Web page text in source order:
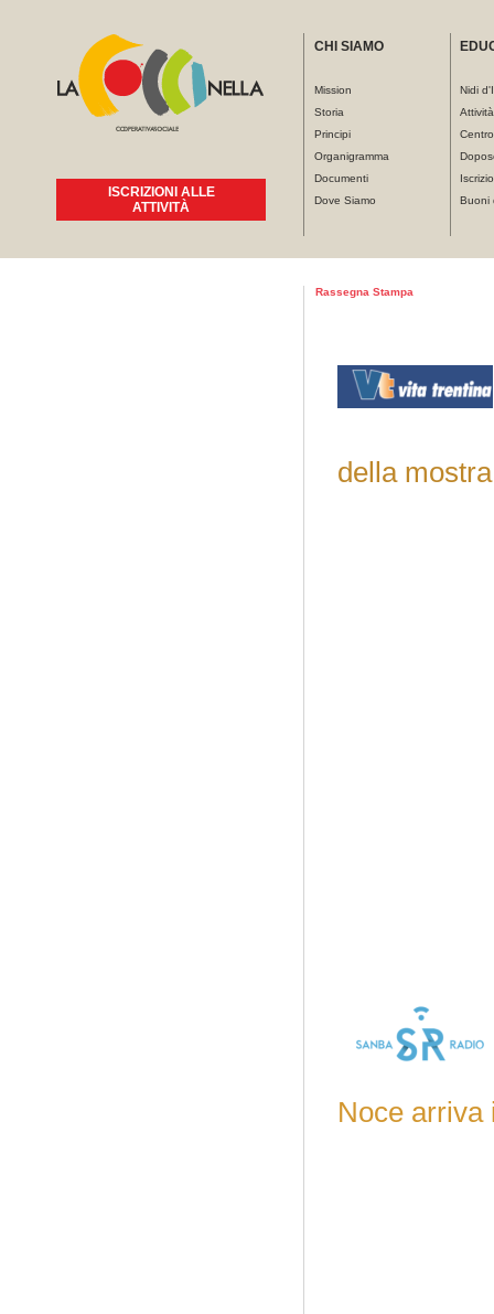
ISCRIZIONI ALLE
ATTIVITÀ
CHI SIAMO
Mission
Storia
Principi
Organigramma
Documenti
Dove Siamo
Nidi
Buoni
Tu sei qui
Rassegna Stampa
della
Noce arriva